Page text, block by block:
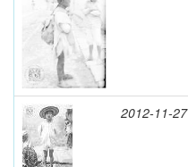
2012-11-27